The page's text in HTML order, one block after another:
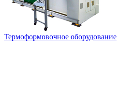
Термоформовочное оборудование